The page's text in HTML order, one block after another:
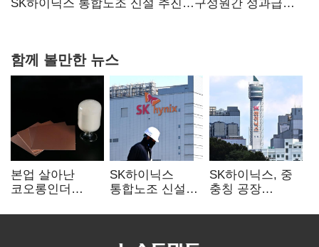
협력
SK하이닉스 통합노조 신설 추진…구성원간 성과급
함께 볼만한 뉴스
본업 살아난
코오롱인더
배터리 소재로
SK하이닉스
통합노조 신설
성과급 불만 확산
SK하이닉스, 중
충칭 공장
검토?…“확정된